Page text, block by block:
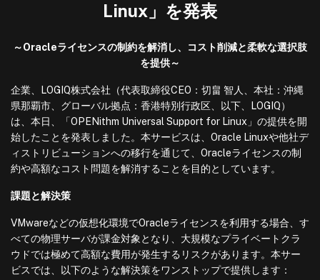
Linux」を発表
～Oracleライセンスの制約を解消し、コスト削減と柔軟な選択肢
を提供～
企業、LOGIQ株式会社（代表取締役CEO：切畠 智人、本社：沖縄
県那覇市、グローバル拠点：香港特別行政区、以下、LOGIQ）
は、本日、「OPENithm Universal Support for Linux」の提供を開
始したことを発表しました。本サービスは、Oracle Linuxや他社デ
ィストリビューションへの移行を通じて、Oracleライセンスの制
約や高額なコスト問題を解消することを目的としています。
課題と解決策
VMwareなどの仮想化環境でOracleライセンスを利用する場合、す
べての物理サーバが課金対象となり、大規模なプライベートクラ
ウドでは極めて高額な費用が発生するリスクがあります。本サー
ビスでは、以下のような解決策をワンストップで提供します：